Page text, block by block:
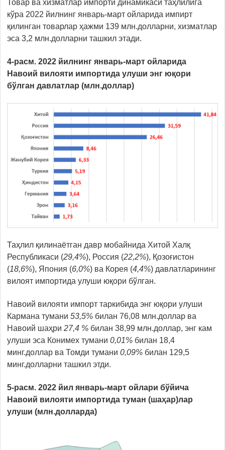
Товар ва хизматлар импорти динамикаси таҳлилига
кўра 2022 йилнинг январь-март ойларида импирт
қилинган товарлар ҳажми 139 млн.долларни, хизматлар
эса 3,2 млн.долларни ташкил этади.
4-расм. 2022 йилнинг январь-март ойларида
Навоий вилояти импортида улуши энг юқори
бўлган давлатлар (млн.доллар)
Таҳлил қилинаётган давр мобайнида Хитой Халқ
Республикаси (29,4%), Россия (22,2%), Қозоғистон
(18,6%), Япония (6,0%) ва Корея (4,4%) давлатларининг
вилоят импортида улуши юқори бўлган.
Навоий вилояти импорт таркибида энг юқори улуши
Кармана тумани 53,5% билан 76,08 млн.доллар ва
Навоий шаҳри 27,4 % билан 38,99 млн.доллар, энг кам
улуши эса Конимех тумани 0,01% билан 18,4
минг.доллар ва Томди тумани 0,09% билан 129,5
минг.долларни ташкил этди.
5-расм. 2022 йил январь-март ойлари бўйича
Навоий вилояти импортида туман (шаҳар)лар
улуши (млн.долларда)